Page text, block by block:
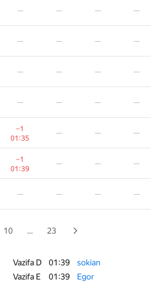
— — — —
— — — —
— — — —
— — — —
−1
01:35
— — —
−1
01:39
— — —
— — — —
—
—
−2
—
10 … 23
Vazifa D 01:39
sokian
Vazifa E 01:39 Egor